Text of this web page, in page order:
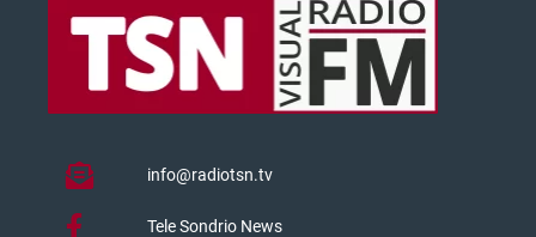
info@radiotsn.tv
Tele Sondrio News